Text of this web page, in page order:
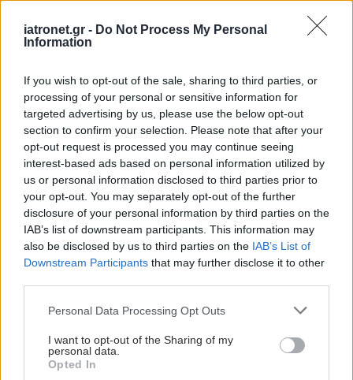
iatronet.gr - Do Not Process My Personal
Information
If you wish to opt-out of the sale, sharing to third parties, or
processing of your personal or sensitive information for
targeted advertising by us, please use the below opt-out
section to confirm your selection. Please note that after your
opt-out request is processed you may continue seeing
interest-based ads based on personal information utilized by
us or personal information disclosed to third parties prior to
your opt-out. You may separately opt-out of the further
disclosure of your personal information by third parties on the
IAB’s list of downstream participants. This information may
also be disclosed by us to third parties on the IAB’s List of
Downstream Participants that may further disclose it to other
Please note that this website/app uses one or more Google
not limited to your visit or usage behaviour. You may click to
grant or deny consent to Google and its third-party tags to
use your data for below specified purposes in below Google
Personal Data Processing Opt Outs
I want to opt-out of the Sharing of my
personal data.
Opted In